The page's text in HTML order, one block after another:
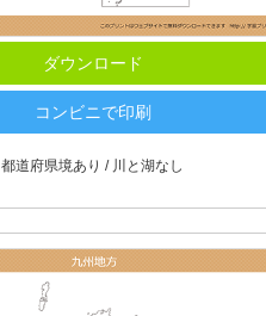
ダウンロード
コンビニで印刷
都道府県境あり / 川と湖なし